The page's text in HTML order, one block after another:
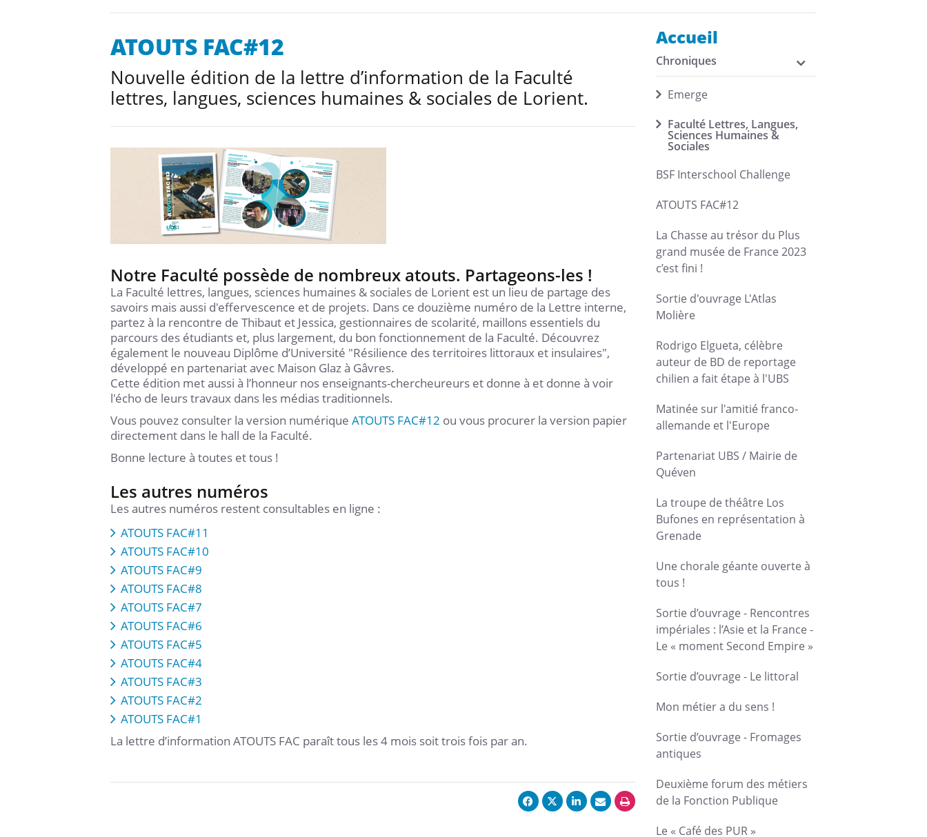
ATOUTS FAC#12
Nouvelle édition de la lettre d’information de la Faculté
lettres, langues, sciences humaines & sociales de Lorient.
Notre Faculté possède de nombreux atouts. Partageons-les !
La Faculté lettres, langues, sciences humaines & sociales de Lorient est un lieu de partage des
savoirs mais aussi d'effervescence et de projets. Dans ce douzième numéro de la Lettre interne,
partez à la rencontre de Thibaut et Jessica, gestionnaires de scolarité, maillons essentiels du
parcours des étudiants et, plus largement, du bon fonctionnement de la Faculté. Découvrez
également le nouveau Diplôme d’Université "Résilience des territoires littoraux et insulaires",
développé en partenariat avec Maison Glaz à Gâvres.
Cette édition met aussi à l’honneur nos enseignants-chercheureurs et donne à et donne à voir
l'écho de leurs travaux dans les médias traditionnels.
Vous pouvez consulter la version numérique ATOUTS FAC#12 ou vous procurer la version papier
directement dans le hall de la Faculté.
Bonne lecture à toutes et tous !
Les autres numéros
Les autres numéros restent consultables en ligne :
ATOUTS FAC#11
ATOUTS FAC#10
ATOUTS FAC#9
ATOUTS FAC#8
ATOUTS FAC#7
ATOUTS FAC#6
ATOUTS FAC#5
ATOUTS FAC#4
ATOUTS FAC#3
ATOUTS FAC#2
ATOUTS FAC#1
La lettre d’information ATOUTS FAC paraît tous les 4 mois soit trois fois par an.
Accueil
Chroniques
Emerge
Faculté Lettres, Langues,
Sciences Humaines &
Sociales
BSF Interschool Challenge
ATOUTS FAC#12
La Chasse au trésor du Plus
grand musée de France 2023
c’est fini !
Sortie d'ouvrage L'Atlas
Molière
Rodrigo Elgueta, célèbre
auteur de BD de reportage
chilien a fait étape à l'UBS
Matinée sur l'amitié franco-
allemande et l'Europe
Partenariat UBS / Mairie de
Quéven
La troupe de théâtre Los
Bufones en représentation à
Grenade
Une chorale géante ouverte à
tous !
Sortie d’ouvrage - Rencontres
impériales : l’Asie et la France -
Le « moment Second Empire »
Sortie d’ouvrage - Le littoral
Mon métier a du sens !
Sortie d’ouvrage - Fromages
antiques
Deuxième forum des métiers
de la Fonction Publique
Le « Café des PUR »